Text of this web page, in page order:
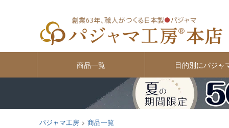
商品一覧 目的別にパジャ
パジャマ工房 商品一覧